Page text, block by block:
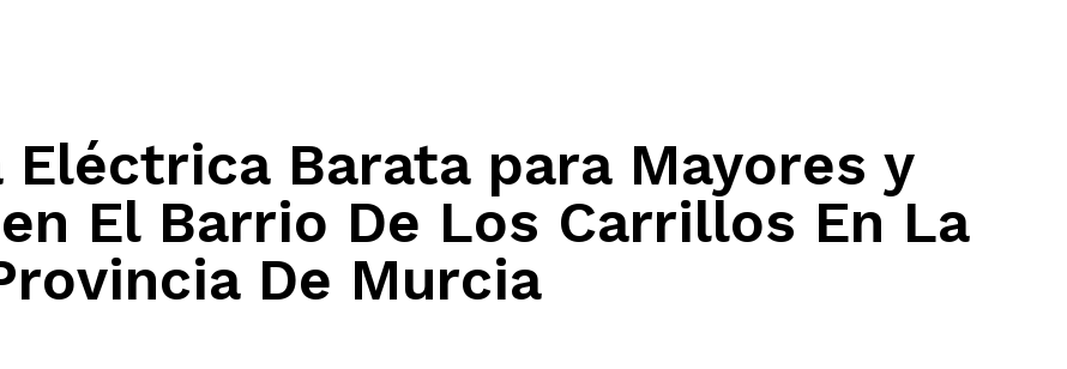
Eléctrica Barata para Mayores y
El Barrio De Los Carrillos En La
De Murcia